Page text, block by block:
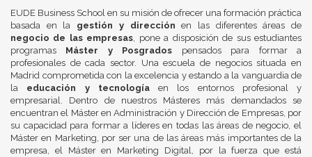
EUDE Business School en su misión de ofrecer una formación práctica
basada en la gestión y dirección en las diferentes áreas de
negocio de las empresas, pone a disposición de sus estudiantes
programas Máster y Posgrados pensados para formar a
profesionales de cada sector. Una escuela de negocios situada en
Madrid comprometida con la excelencia y estando a la vanguardia de
la educación y tecnologíaen los entornos profesional y
empresarial. Dentro de nuestros Másteres más demandados se
encuentran el Máster en Administración y Dirección de Empresas, por
su capacidad para formar a líderes en todas las áreas de negocio, el
Máster en Marketing, por ser una de las áreas más importantes de la
empresa, el Máster en Marketing Digital, por la fuerza que está